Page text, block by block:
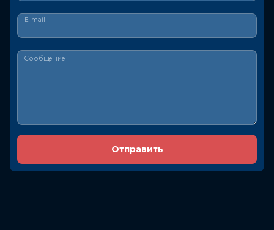
E-mail
Сообщение
Отправить